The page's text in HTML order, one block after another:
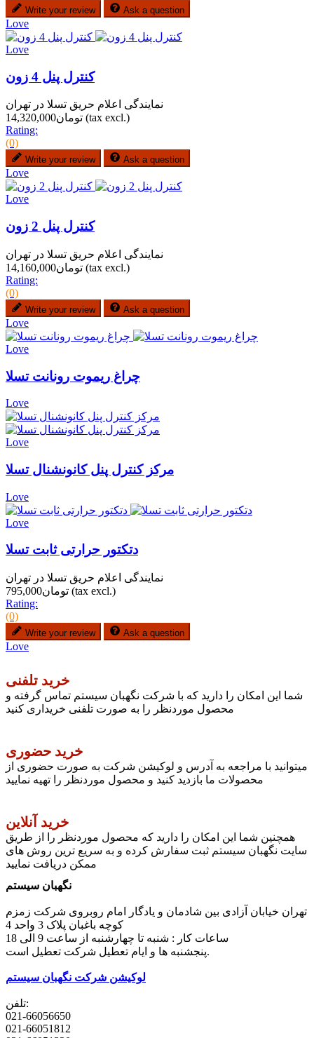
Write your review Ask a question
Love
Love
کنترل پنل 4 زون
نمایندگی اعلام حریق تسلا در تهران
تومان14,320,000 (tax excl.)
Rating:
(0)
Write your review Ask a question
Love
Love
کنترل پنل 2 زون
نمایندگی اعلام حریق تسلا در تهران
تومان14,160,000 (tax excl.)
Rating:
(0)
Write your review Ask a question
Love
Love
چراغ ریموت رونانت تسلا
Love
Love
مرکز کنترل پنل کانونشنال تسلا
Love
Love
دتکتور حرارتی ثابت تسلا
نمایندگی اعلام حریق تسلا در تهران
تومان795,000 (tax excl.)
Rating:
(0)
Write your review Ask a question
Love
خرید تلفنی
شما این امکان را دارید که با شرکت نگهبان سیستم تماس گرفته و
محصول موردنظر را به صورت تلفنی خریداری کنید
خرید حضوری
میتوانید با مراجعه به آدرس و لوکیشن شرکت به صورت حضوری از
محصولات ما بازدید کنید و محصول موردنظر را تهیه نمایید
خرید آنلاین
همچنین شما این امکان را دارید که محصول موردنظر را از طریق
سایت نگهبان سیستم ثبت سفارش کرده و به سریع ترین روش های
ممکن دریافت نمایید
نگهبان سیستم
تهران خیابان آزادی بین شادمان و یادگار امام روبروی شرکت زمزم
کوچه باغبان پلاک 3 واحد 4
پنجشنبه ها و ایام تعطیل شرکت تعطیل است.
لوکیشن شرکت نگهبان سیستم
تلفن:
021-66056650
021-66051812